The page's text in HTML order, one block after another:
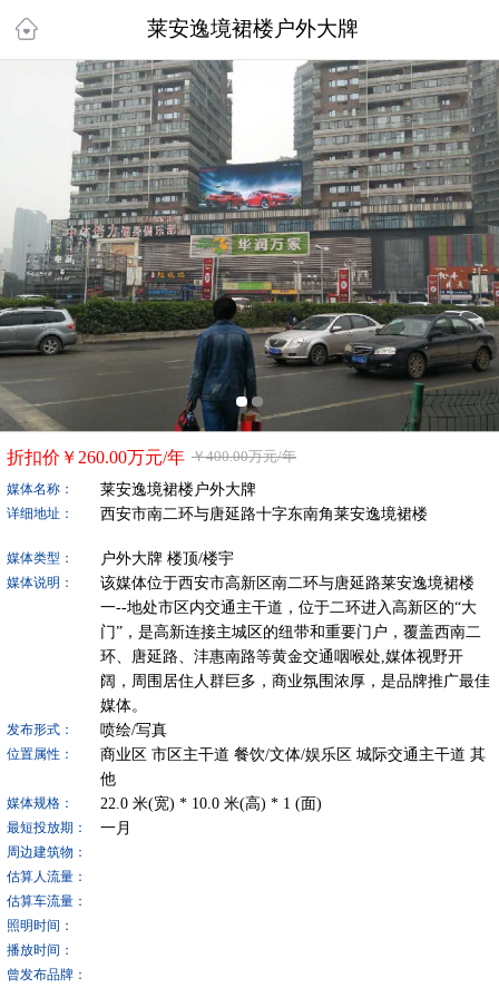
莱安逸境裙楼户外大牌
折扣价￥ 260.00万元/年 ￥400.00万元/年
媒体名称： 莱安逸境裙楼户外大牌
详细地址： 西安市南二环与唐延路十字东南角莱安逸境裙楼
媒体类型： 户外大牌 楼顶/楼宇
媒体说明：
该媒体位于西安市高新区南二环与唐延路莱安逸境裙楼
一--地处市区内交通主干道，位于二环进入高新区的“大
门”，是高新连接主城区的纽带和重要门户，覆盖西南二
环、唐延路、沣惠南路等黄金交通咽喉处,媒体视野开
阔，周围居住人群巨多，商业氛围浓厚，是品牌推广最佳
媒体。
发布形式： 喷绘/写真
位置属性： 商业区 市区主干道 餐饮/文体/娱乐区 城际交通主干道 其
他
媒体规格： 22.0米(宽) * 10.0米(高) * 1 (面)
最短投放期： 一月
周边建筑物：
估算人流量：
估算车流量：
照明时间：
播放时间：
曾发布品牌：